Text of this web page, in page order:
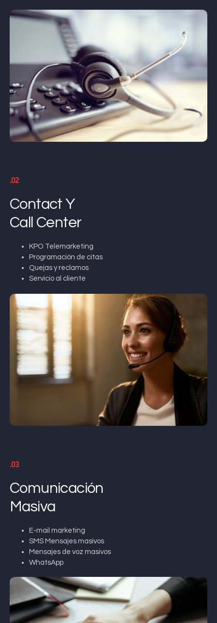
.02
Contact Y
Call Center
KPO Telemarketing
Programación de citas
Quejas y reclamos
Servicio al cliente
.03
Comunicación
Masiva
E-mail marketing
SMS Mensajes masivos
Mensajes de voz masivos
WhatsApp